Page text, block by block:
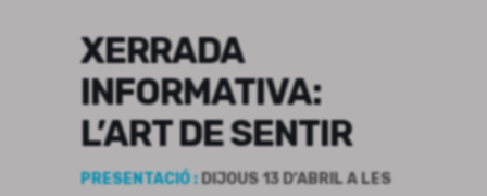
XERRADA
INFORMATIVA:
L’ART DE SENTIR
PRESENTACIÓ :DIJOUS 13 D’ABRIL A LES